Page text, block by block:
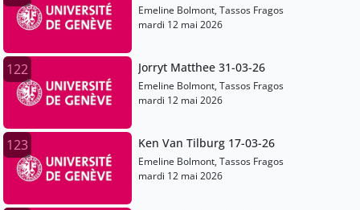
Emeline Bolmont, Tassos Fragos
mardi 12 mai 2026
122 Jorryt Matthee 31-03-26
Emeline Bolmont, Tassos Fragos
mardi 12 mai 2026
123 Ken Van Tilburg 17-03-26
Emeline Bolmont, Tassos Fragos
mardi 12 mai 2026